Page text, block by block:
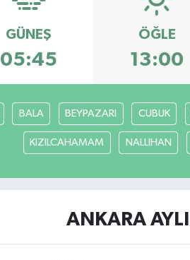
GÜNEŞ
05:45
ÖĞLE
13:00
BALA BEYPAZARI CUBUK
KIZILCAHAMAM NALLIHAN
ANKARA